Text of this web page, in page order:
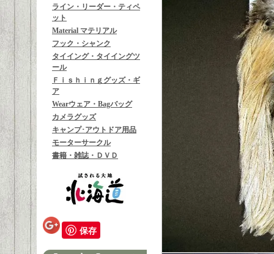
ライン・リーダー・ティペ
ット
Material マテリアル
フック・シャンク
タイイング・タイイングツ
ール
Ｆｉｓｈｉｎｇグッズ・ギ
ア
Wearウェア・Bagバッグ
カメラグッズ
キャンプ･アウトドア用品
モーターサークル
書籍・雑誌・ＤＶＤ
保存